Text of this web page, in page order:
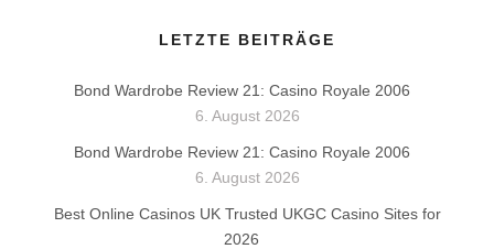
LETZTE BEITRÄGE
Bond Wardrobe Review 21: Casino Royale 2006
6. August 2026
Bond Wardrobe Review 21: Casino Royale 2006
6. August 2026
Best Online Casinos UK Trusted UKGC Casino Sites for
2026